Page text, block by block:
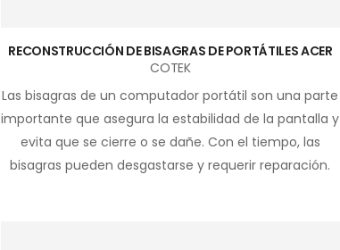
RECONSTRUCCIÓN DE BISAGRAS DE PORTÁTILES ACER
COTEK
Las bisagras de un computador portátil son una parte
importante que asegura la estabilidad de la pantalla y
evita que se cierre o se dañe. Con el tiempo, las
bisagras pueden desgastarse y requerir reparación.